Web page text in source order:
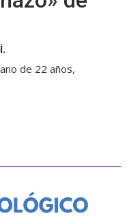
de 22 años,